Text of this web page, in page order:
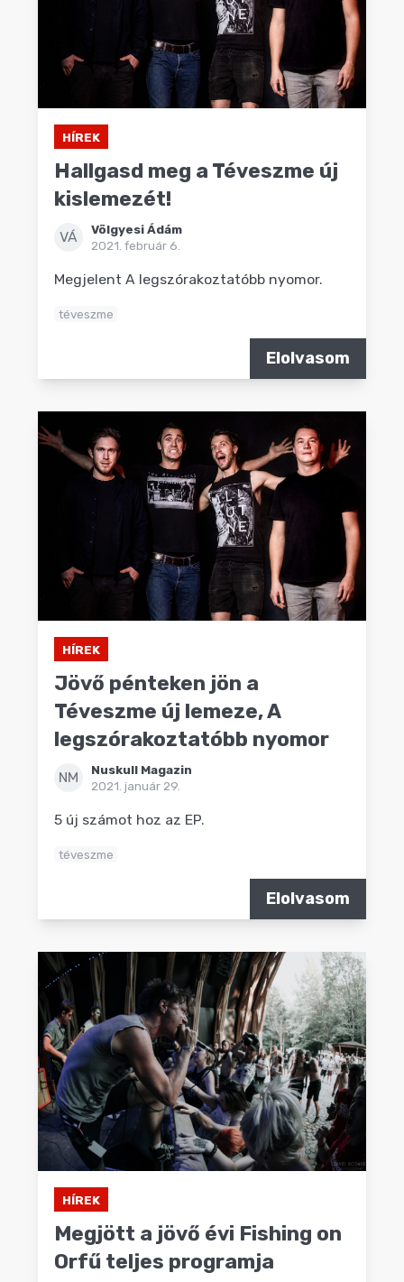
HÍREK
Hallgasd meg a Téveszme új
kislemezét!
VÁ
Völgyesi Ádám
2021. február 6.
Megjelent A legszórakoztatóbb nyomor.
téveszme
Elolvasom
HÍREK
Jövő pénteken jön a
Téveszme új lemeze, A
legszórakoztatóbb nyomor
NM
Nuskull Magazin
2021. január 29.
5 új számot hoz az EP.
téveszme
Elolvasom
HÍREK
Megjött a jövő évi Fishing on
Orfű teljes programja